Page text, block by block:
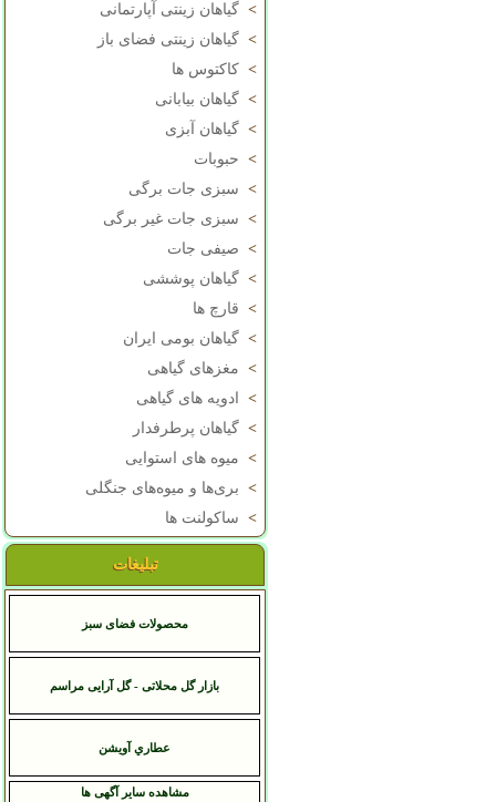
> گیاهان زینتی آپارتمانی
> گیاهان زینتی فضای باز
> کاکتوس ها
> گیاهان بیابانی
> گیاهان آبزی
> حبوبات
> سبزی جات برگی
> سبزی جات غیر برگی
> صیفی جات
> گیاهان پوششی
> قارچ ها
> گیاهان بومی ایران
> مغزهای گیاهی
>
ادویه های گیاهی
> گیاهان پرطرفدار
> میوه های استوایی
> بری‌ها و میوه‌های جنگلی
> ساکولنت ها
تبلیغات
محصولات فضای سبز
بازار گل محلاتی - گل آرایی مراسم
عطاري آويشن
مشاهده سایر آگهی ها